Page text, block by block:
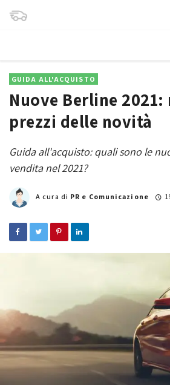
GUIDA ALL'ACQUISTO
Nuove Berline
prezzi delle novità
Guida all'acquisto: quali sono le
vendita nel 2021?
A cura di PR e Comunicazione